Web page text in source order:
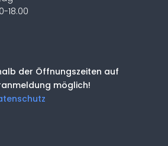
18.00
der Öffnungszeiten auf
möglich!